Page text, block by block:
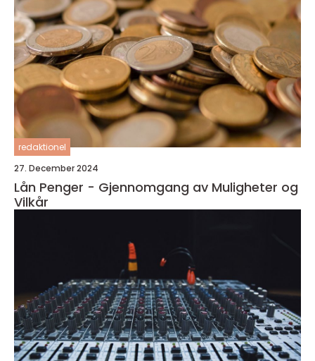
redaktionel
27. December 2024
Lån Penger - Gjennomgang av Muligheter og
Vilkår